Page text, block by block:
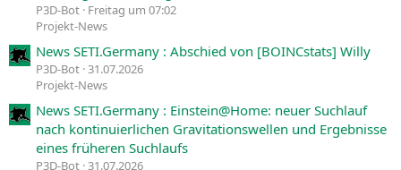
P3D-Bot Freitag um 07:02
Projekt-News
News SETI.Germany : Abschied von [BOINCstats] Willy
P3D-Bot 31.07.2026
Projekt-News
News SETI.Germany : Einstein@Home: neuer Suchlauf
nach kontinuierlichen Gravitationswellen und Ergebnisse
eines früheren Suchlaufs
P3D-Bot 31.07.2026